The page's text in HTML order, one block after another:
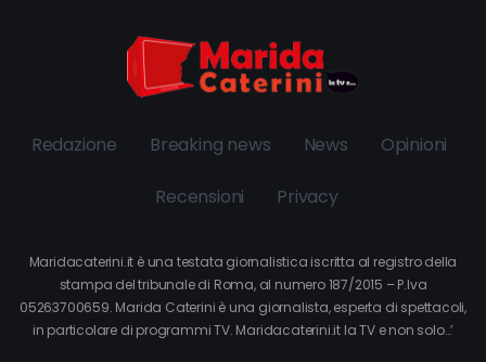
Redazione Breaking news News Opinioni
Recensioni Privacy
Maridacaterini.it è una testata giornalistica iscritta al registro della
stampa del tribunale di Roma, al numero 187/2015 – P.Iva
05263700659. Marida Caterini è una giornalista, esperta di spettacoli,
in particolare di programmi TV. Maridacaterini.it la TV e non solo…’